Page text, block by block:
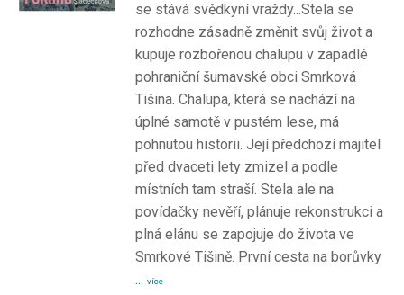
se stává svědkyní vraždy...Stela se
rozhodne zásadně změnit svůj život a
kupuje rozbořenou chalupu v zapadlé
pohraniční šumavské obci Smrková
Tišina. Chalupa, která se nachází na
úplné samotě v pustém lese, má
pohnutou historii. Její předchozí majitel
před dvaceti lety zmizel a podle
místních tam straší. Stela ale na
povídačky nevěří, plánuje rekonstrukci a
plná elánu se zapojuje do života ve
Smrkové Tišině. První cesta na borůvky
... více